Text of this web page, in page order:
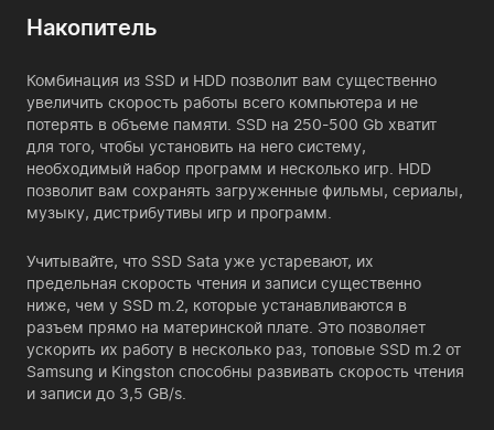
Накопитель
Комбинация из SSD и HDD позволит вам существенно
увеличить скорость работы всего компьютера и не
потерять в объеме памяти. SSD на 250-500 Gb хватит
для того, чтобы установить на него систему,
необходимый набор программ и несколько игр. HDD
позволит вам сохранять загруженные фильмы, сериалы,
музыку, дистрибутивы игр и программ.
Учитывайте, что SSD Sata уже устаревают, их
предельная скорость чтения и записи существенно
ниже, чем у SSD m.2, которые устанавливаются в
разъем прямо на материнской плате. Это позволяет
ускорить их работу в несколько раз, топовые SSD m.2 от
Samsung и Kingston способны развивать скорость чтения
и записи до 3,5 GB/s.